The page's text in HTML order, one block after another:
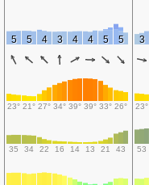
5 5 4 3 4 4 5 5 3
23° 21° 27° 34° 39° 39° 33° 26° 23°
35 34 22 16 14 13 21 43 53